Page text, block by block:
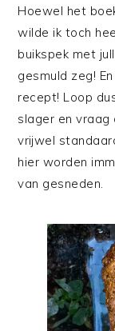
Hoewel het
wilde ik toch
buikspek met
gesmuld zeg!
recept! Loop
slager en vraag
vrijwel
hier worden
van gesneden.